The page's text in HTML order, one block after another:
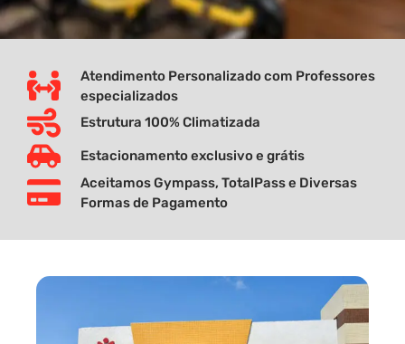
Atendimento Personalizado com Professores
especializados
Estrutura 100% Climatizada
Estacionamento exclusivo e grátis
Aceitamos Gympass, TotalPass e Diversas
Formas de Pagamento